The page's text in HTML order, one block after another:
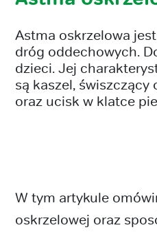
Astma oskrzelowa
dróg oddechowych.
dzieci. Jej
są kaszel,
oraz ucisk w klatce
W tym artykule
oskrzelowej oraz